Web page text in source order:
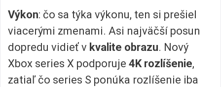
Výkon: čo sa týka výkonu, ten si prešiel
viacerými zmenami. Asi najväčší posun
dopredu vidieť v kvalite obrazu. Nový
Xbox series X podporuje 4K rozlíšenie,
zatiaľ čo series S ponúka rozlíšenie iba